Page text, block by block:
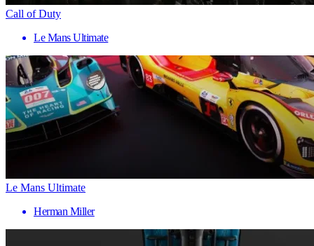
Call of Duty
Le Mans Ultimate
Le Mans Ultimate
Herman Miller